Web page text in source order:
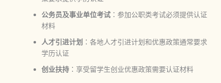
公务员及事业单位考试：参加公职类考试必须提供认证
材料
人才引进计划 ：各地人才引进计划和优惠政策通常要求
学历认证
创业扶持：享受留学生创业优惠政策需要认证材料